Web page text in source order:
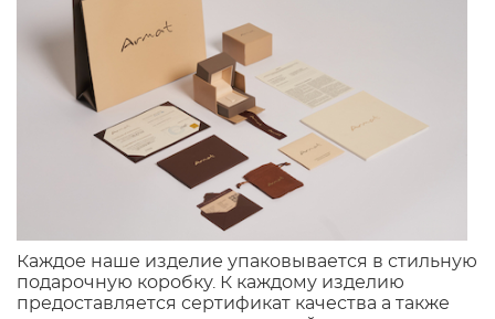
Каждое наше изделие упаковывается в стильную
подарочную коробку. К каждому изделию
предоставляется сертификат качества а также